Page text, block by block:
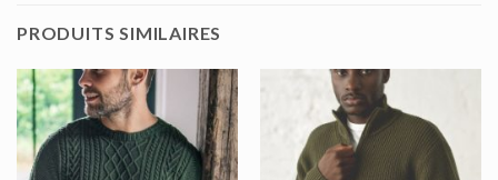
PRODUITS SIMILAIRES